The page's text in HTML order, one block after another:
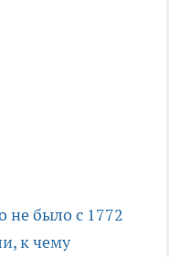
не было с 1772
к чему